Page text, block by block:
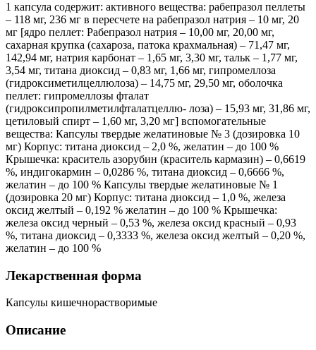
1 капсула содержит: активного вещества: рабепразол пеллеты
– 118 мг, 236 мг в пересчете на рабепразол натрия – 10 мг, 20
мг [ядро пеллет: Рабепразол натрия – 10,00 мг, 20,00 мг,
сахарная крупка (сахароза, патока крахмальная) – 71,47 мг,
142,94 мг, натрия карбонат – 1,65 мг, 3,30 мг, тальк – 1,77 мг,
3,54 мг, титана диоксид – 0,83 мг, 1,66 мг, гипромеллоза
(гидроксиметилцеллюлоза) – 14,75 мг, 29,50 мг, оболочка
пеллет: гипромеллозы фталат
(гидроксипропилметилфталатцеллю- лоза) – 15,93 мг, 31,86 мг,
цетиловый спирт – 1,60 мг, 3,20 мг] вспомогательные
вещества: Капсулы твердые желатиновые № 3 (дозировка 10
мг) Корпус: титана диоксид – 2,0 %, желатин – до 100 %
Крышечка: краситель азорубин (краситель кармазин) – 0,6619
%, индигокармин – 0,0286 %, титана диоксид – 0,6666 %,
желатин – до 100 % Капсулы твердые желатиновые № 1
(дозировка 20 мг) Корпус: титана диоксид – 1,0 %, железа
оксид желтый – 0,192 % желатин – до 100 % Крышечка:
железа оксид черный – 0,53 %, железа оксид красный – 0,93
%, титана диоксид – 0,3333 %, железа оксид желтый – 0,20 %,
желатин – до 100 %
Лекарственная форма
Капсулы кишечнорастворимые
Описание